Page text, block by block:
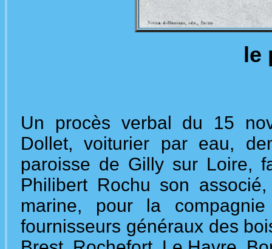
le
Un procès verbal du 15
Dollet, voiturier par eau,
paroisse de Gilly sur Loire,
Philibert Rochu son
marine, pour la
fournisseurs généraux des